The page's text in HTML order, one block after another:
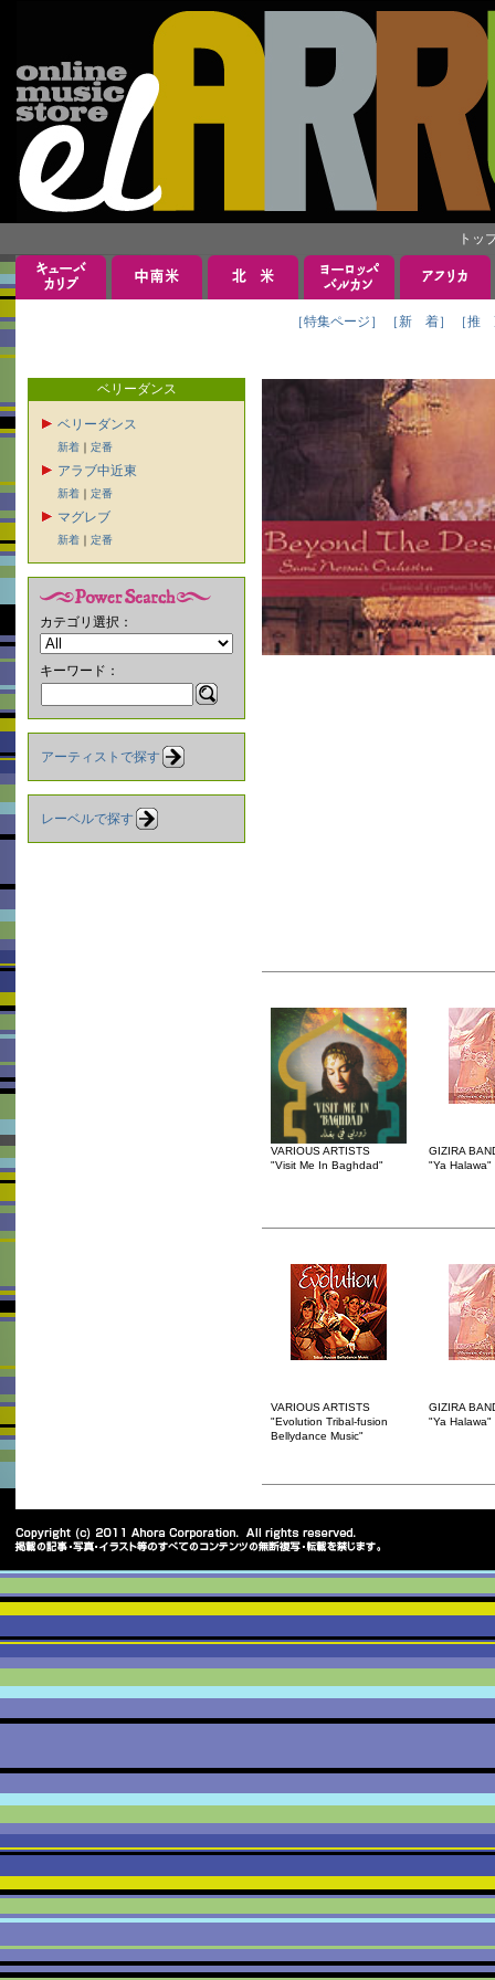
トッ
［特集ページ］ ［新 着］ ［推
ベリーダンス
ベリーダンス
新着 ｜ 定番
アラブ中近東
新着 ｜ 定番
マグレブ
新着 ｜ 定番
カテゴリ選択：
キーワード：
アーティストで探す
レーベルで探す
VARIOUS ARTISTS
"Visit Me In Baghdad"
GIZIRA
"Ya Halawa"
VARIOUS ARTISTS
"Evolution Tribal-fusion
Bellydance Music"
GIZIRA
"Ya Halawa"